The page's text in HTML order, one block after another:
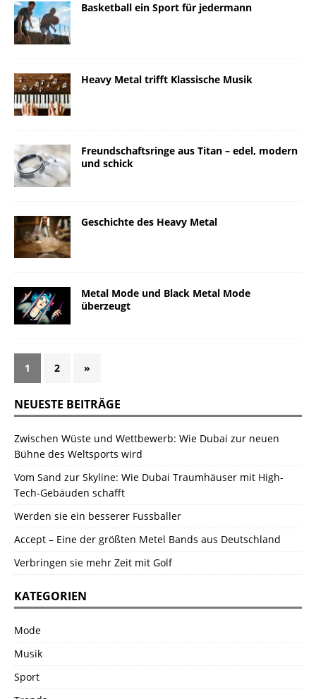
Basketball ein Sport für jedermann
Heavy Metal trifft Klassische Musik
Freundschaftsringe aus Titan – edel, modern
und schick
Geschichte des Heavy Metal
Metal Mode und Black Metal Mode
überzeugt
1 2 »
NEUESTE BEITRÄGE
Zwischen Wüste und Wettbewerb: Wie Dubai zur neuen
Bühne des Weltsports wird
Vom Sand zur Skyline: Wie Dubai Traumhäuser mit High-
Tech-Gebäuden schafft
Werden sie ein besserer Fussballer
Accept – Eine der größten Metel Bands aus Deutschland
Verbringen sie mehr Zeit mit Golf
KATEGORIEN
Mode
Musik
Sport